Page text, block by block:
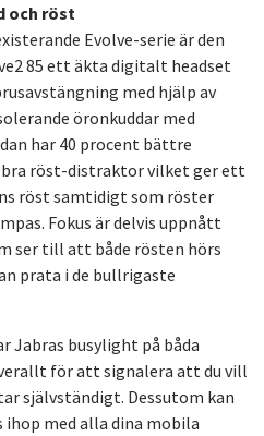
och röst
Evolve-serie är den
85 ett äkta digitalt headset
med hjälp av
öronkuddar med
har 40 procent bättre
röst-distraktor vilket ger ett
röst samtidigt som röster
Fokus är delvis uppnått
ser till att både rösten hörs
prata i de bullrigaste
Jabras busylight på båda
för att signalera att du vill
självständigt. Dessutom kan
ihop med alla dina mobila